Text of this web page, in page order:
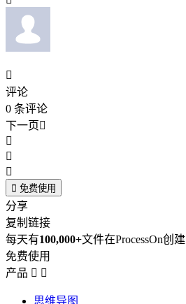

评论
0 条评论
下一页



 免费使用
分享
复制链接
每天有100,000+文件在ProcessOn创建
免费使用
产品  
思维导图